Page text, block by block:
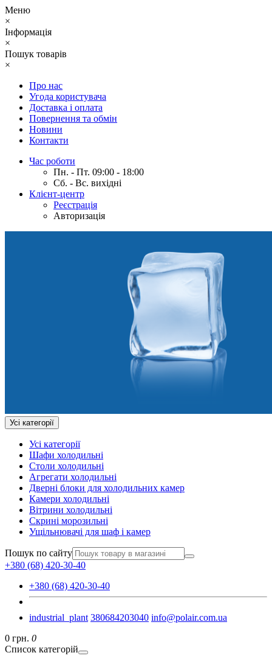
Меню
×
Інформація
×
Пошук товарів
×
Про нас
Угода користувача
Доставка і оплата
Повернення та обмін
Новини
Контакти
Час роботи
Пн. - Пт. 09:00 - 18:00
Сб. - Вс. вихідні
Клієнт-центр
Реєстрація
Авторизація
Усі категорії
Усі категорії
Шафи холодильні
Столи холодильні
Агрегати холодильні
Дверні блоки для холодильних камер
Камери холодильні
Вітрини холодильні
Скрині морозильні
Ущільнювачі для шаф і камер
Пошук по сайту
+380 (68) 420-30-40
+380 (68) 420-30-40
industrial_plant 380684203040 info@polair.com.ua
0 грн. 0
Список категорій